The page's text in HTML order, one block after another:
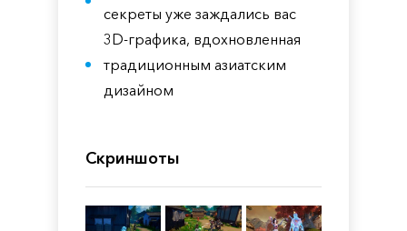
секреты уже заждались вас
3D-графика, вдохновленная
традиционным азиатским
дизайном
Скриншоты